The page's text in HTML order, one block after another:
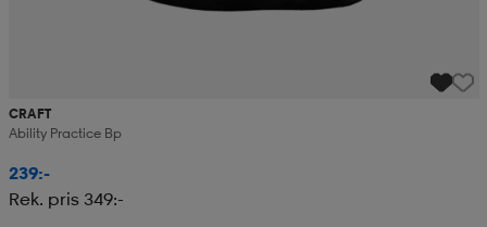
CRAFT
Ability Practice Bp
239:-
Rek. pris 349:-